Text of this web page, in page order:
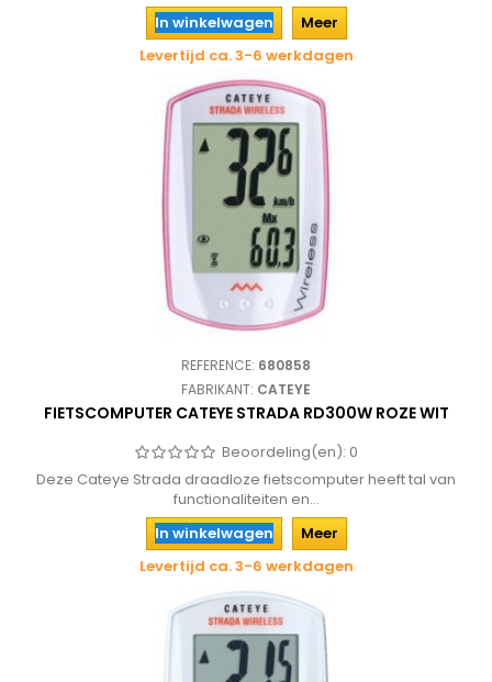
In winkelwagen
Meer
Levertijd ca. 3-6 werkdagen
REFERENCE: 680858
FABRIKANT: CATEYE
FIETSCOMPUTER CATEYE STRADA RD300W ROZE WIT
Beoordeling(en): 0
Deze Cateye Strada draadloze fietscomputer heeft tal van
functionaliteiten en...
In winkelwagen
Meer
Levertijd ca. 3-6 werkdagen